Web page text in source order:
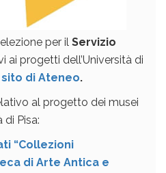
per il Servizio
ai progetti dell’Università di
sito di Ateneo.
al progetto dei musei
di Pisa:
“Collezioni
di Arte Antica e